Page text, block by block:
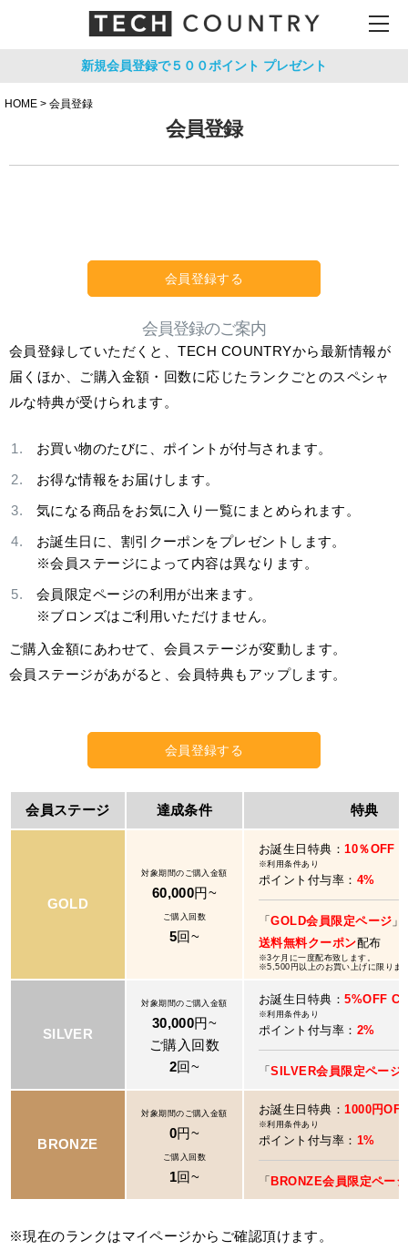
新規会員登録で５００ポイント プレゼント
HOME 会員登録
会員登録
会員登録する
会員登録のご案内
会員登録していただくと、TECH COUNTRYから最新情報が
届くほか、ご購入金額・回数に応じたランクごとのスペシャ
ルな特典が受けられます。
お買い物のたびに、ポイントが付与されます。
お得な情報をお届けします。
気になる商品をお気に入り一覧にまとめられます。
お誕生日に、割引クーポンをプレゼントします。
※会員ステージによって内容は異なります。
会員限定ページの利用が出来ます。
※ブロンズはご利用いただけません。
ご購入金額にあわせて、会員ステージが変動します。
会員ステージがあがると、会員特典もアップします。
会員登録する
会員ステージ 達成条件 特典
GOLD
対象期間のご購入金額
60,000円~
ご購入回数
5回~
お誕生日特典：10％OFF
※利用条件あり
ポイント付与率： 4%
「GOLD会員限定ページ
送料無料クーポン配布
※3ケ月に一度配布致します。
※5,500円以上のお買い上げに限りま
SILVER
対象期間のご購入金額
30,000円~
ご購入回数
2回~
お誕生日特典：5%OFF
※利用条件あり
ポイント付与率： 2%
「SILVER会員限定ページ
BRONZE
対象期間のご購入金額
0円~
ご購入回数
1回~
お誕生日特典：1000円
※利用条件あり
ポイント付与率： 1%
「 BRONZE会員限定ページ
※現在のランクはマイページからご確認頂けます。